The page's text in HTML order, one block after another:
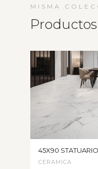
MISMA
45X90
CERAMICA